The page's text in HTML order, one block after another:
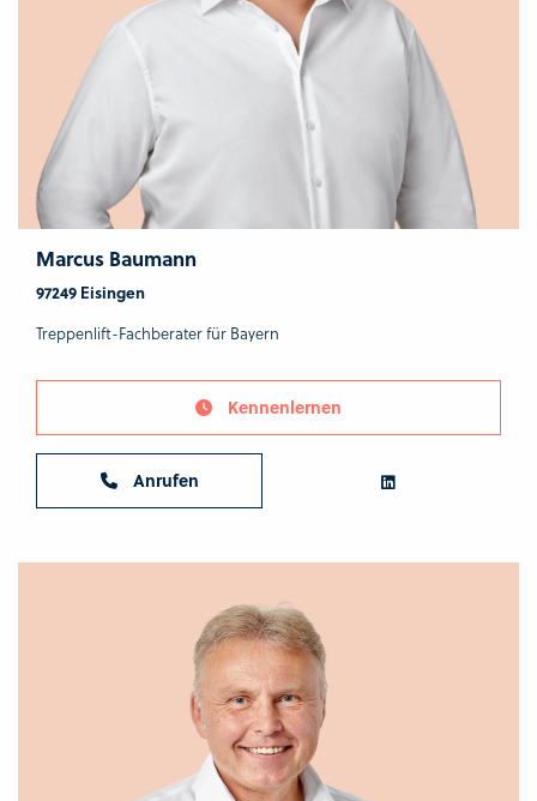
Marcus Baumann
97249 Eisingen
Treppenlift-Fachberater für Bayern
Kennenlernen
Anrufen